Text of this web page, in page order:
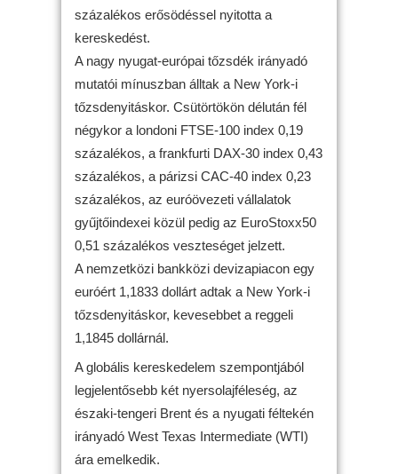
százalékos erősödéssel nyitotta a
kereskedést.
A nagy nyugat-európai tőzsdék irányadó
mutatói mínuszban álltak a New York-i
tőzsdenyitáskor. Csütörtökön délután fél
négykor a londoni FTSE-100 index 0,19
százalékos, a frankfurti DAX-30 index 0,43
százalékos, a párizsi CAC-40 index 0,23
százalékos, az euróövezeti vállalatok
gyűjtőindexei közül pedig az EuroStoxx50
0,51 százalékos veszteséget jelzett.
A nemzetközi bankközi devizapiacon egy
euróért 1,1833 dollárt adtak a New York-i
tőzsdenyitáskor, kevesebbet a reggeli
1,1845 dollárnál.
A globális kereskedelem szempontjából
legjelentősebb két nyersolajféleség, az
északi-tengeri Brent és a nyugati féltekén
irányadó West Texas Intermediate (WTI)
ára emelkedik.